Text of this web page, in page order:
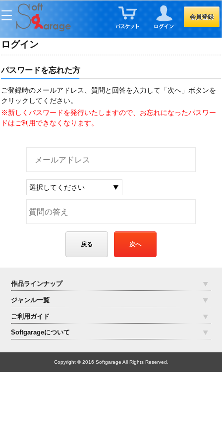
会員登録
ログイン
パスワードを忘れた方
ご登録時のメールアドレス、質問と回答を入力して「次へ」ボタンを
クリックしてください。
※新しくパスワードを発行いたしますので、お忘れになったパスワー
ドはご利用できなくなります。
戻る
作品ラインナップ
ジャンル一覧
ご利用ガイド
Softgarageについて
Copyright © 2016 Softgarage All Rights Reserved.